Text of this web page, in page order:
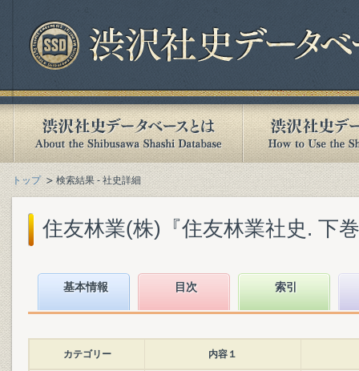
トップ 検索結果 - 社史詳細
住友林業(株)『住友林業社史. 下
基本情報 目次 索引
カテゴリー 内容１